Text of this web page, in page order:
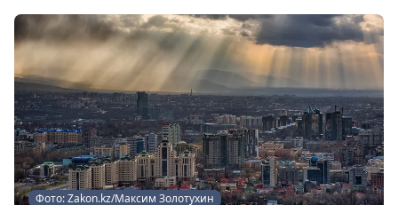
Фото: Zakon.kz/Максим Золотухин